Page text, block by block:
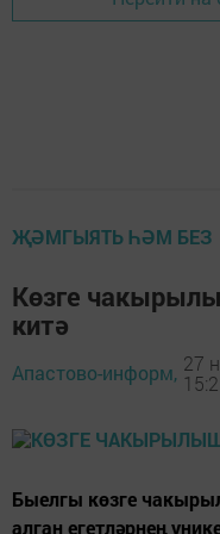
ҖӘМГЫЯТЬ ҺӘМ БЕЗ
Көзге
китә
Апастово-информ, 27
Быелгы көзге
алган егетләрнең